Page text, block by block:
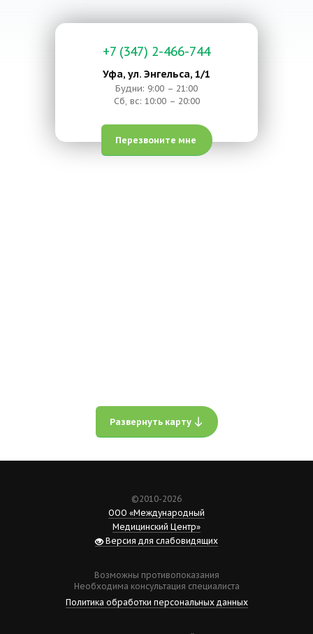
+7 (347) 2-466-744
Уфа, ул. Энгельса, 1/1
Будни: 9:00 – 21:00
Сб, вс: 10:00 – 20:00
Перезвоните мне
Развернуть карту
©2010-2026
ООО «Международный
Медицинский Центр»
Версия для слабовидящих
Возможны противопоказания
Необходима консультация специалиста
Политика обработки персональных данных